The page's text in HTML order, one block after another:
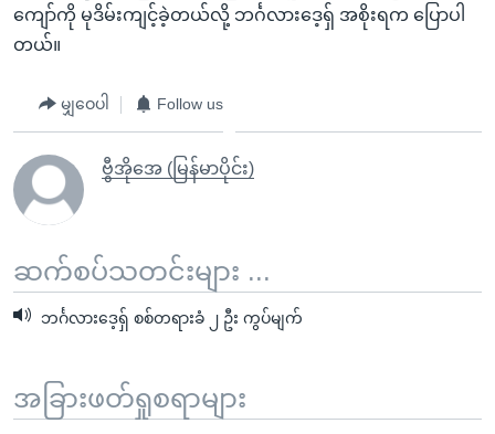
ကျော်ကို မုဒိမ်းကျင့်ခဲ့တယ်လို့ ဘင်္ဂလားဒေ့ရှ် အစိုးရက ပြောပါ
တယ်။
မျှဝေပါ Follow us
ဗွီအိုအေ (မြန်မာပိုင်း)
ဆက်စပ်သတင်းများ ...
ဘင်္ဂလားဒေ့ရှ် စစ်တရားခံ ၂ ဦး ကွပ်မျက်
အခြားဖတ်ရှုစရာများ